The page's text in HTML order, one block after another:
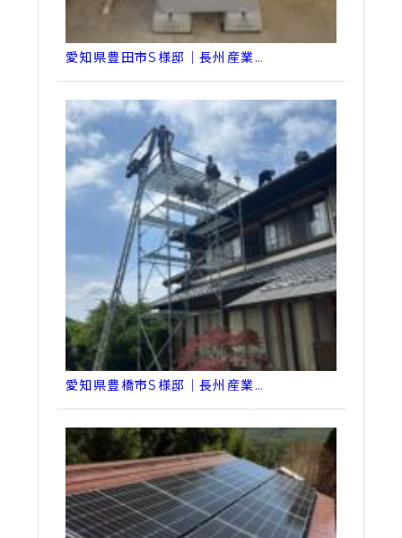
愛知県豊田市S様邸｜長州産業…
愛知県豊橋市S様邸｜長州産業…